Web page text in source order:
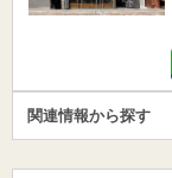
関連情報から探す